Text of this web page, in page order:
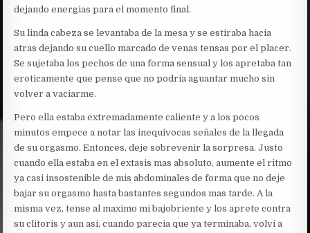
dejando energias para el momento final.
Su linda cabeza se levantaba de la mesa y se estiraba hacia
atras dejando su cuello marcado de venas tensas por el placer.
Se sujetaba los pechos de una forma sensual y los apretaba tan
eroticamente que pense que no podria aguantar mucho sin
volver a vaciarme.
Pero ella estaba extremadamente caliente y a los pocos
minutos empece a notar las inequivocas señales de la llegada
de su orgasmo. Entonces, deje sobrevenir la sorpresa. Justo
cuando ella estaba en el extasis mas absoluto, aumente el ritmo
ya casi insostenible de mis abdominales de forma que no deje
bajar su orgasmo hasta bastantes segundos mas tarde. A la
misma vez, tense al maximo mi bajobriente y los aprete contra
su clitoris y aun asi, cuando parecia que ya terminaba, volvi a